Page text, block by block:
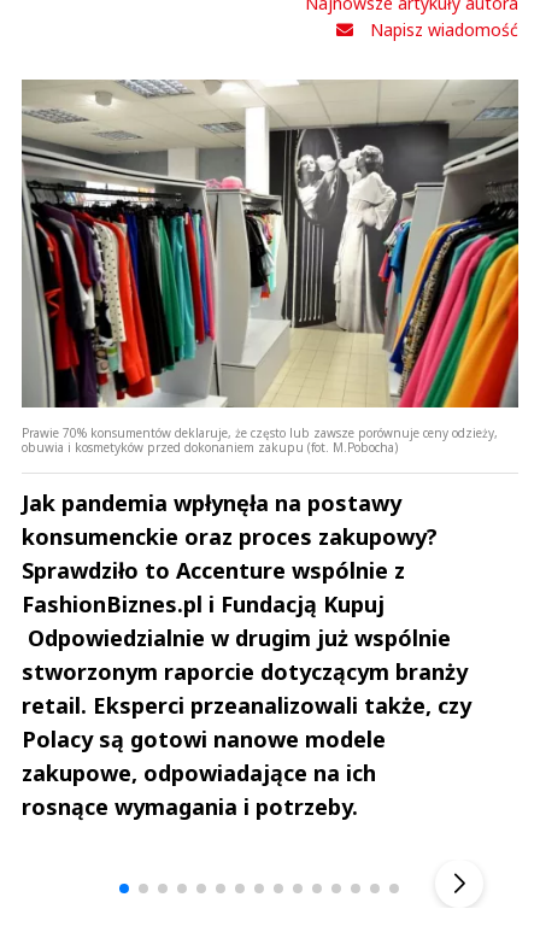
Napisz wiadomość
Prawie 70% konsumentów deklaruje, że często lub zawsze porównuje ceny odzieży,
obuwia i kosmetyków przed dokonaniem zakupu (fot. M.Pobocha)
Jak pandemia wpłynęła na postawy
konsumenckie oraz proces zakupowy?
Sprawdziło to Accenture wspólnie z
FashionBiznes.pl i Fundacją Kupuj
Odpowiedzialnie w drugim już wspólnie
stworzonym raporcie dotyczącym branży
retail. Eksperci przeanalizowali także, czy
Polacy są gotowi nanowe modele
zakupowe, odpowiadające na ich
rosnące wymagania i potrzeby.